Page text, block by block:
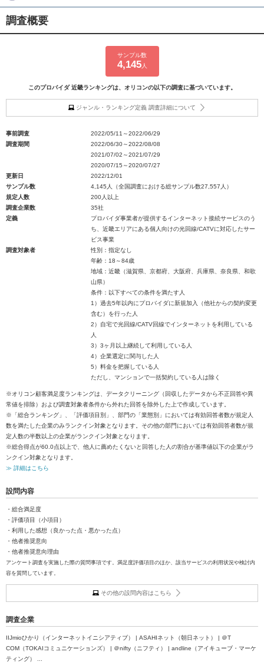
調査概要
サンプル数
4,145人
このプロバイダ 近畿ランキングは、オリコンの以下の調査に基づいています。
ジャンル・ランキング定義 調査詳細について
事前調査
2022/05/11～2022/06/29
調査期間
2022/06/30～2022/08/08
2021/07/02～2021/07/29
2020/07/15～2020/07/27
更新日
2022/12/01
サンプル数
4,145人（全国調査における総サンプル数27,557人）
規定人数
200人以上
調査企業数
35社
定義
プロバイダ事業者が提供するインターネット接続サービスのう
ち、近畿エリアにある個人向けの光回線/CATVに対応したサー
ビス事業
調査対象者
性別：指定なし
年齢：18～84歳
地域：近畿（滋賀県、京都府、大阪府、兵庫県、奈良県、和歌
山県）
条件：以下すべての条件を満たす人
1）過去5年以内にプロバイダに新規加入（他社からの契約変更
含む）を行った人
2）自宅で光回線/CATV回線でインターネットを利用している
人
3）3ヶ月以上継続して利用している人
4）企業選定に関与した人
5）料金を把握している人
ただし、マンションで一括契約している人は除く
※オリコン顧客満足度ランキングは、データクリーニング（回収したデータから不正回答や異
常値を排除）および調査対象者条件から外れた回答を除外した上で作成しています。
※「総合ランキング」、「評価項目別」、部門の「業態別」においては有効回答者数が規定人
数を満たした企業のみランクイン対象となります。その他の部門においては有効回答者数が規
定人数の半数以上の企業がランクイン対象となります。
※総合得点が60.0点以上で、他人に薦めたくないと回答した人の割合が基準値以下の企業がラ
ンクイン対象となります。
≫ 詳細はこちら
設問内容
・総合満足度
・評価項目（小項目）
・利用した感想（良かった点・悪かった点）
・他者推奨意向
・他者推奨意向理由
アンケート調査を実施した際の質問事項です。満足度評価項目のほか、該当サービスの利用状況や検討内
容を質問しています。
その他の設問内容はこちら
調査企業
IIJmioひかり（インターネットイニシアティブ） | ASAHIネット（朝日ネット） | ＠T
COM（TOKAIコミュニケーションズ） | ＠nifty（ニフティ） | andline（アイキューブ・マーケ
ティング） ...